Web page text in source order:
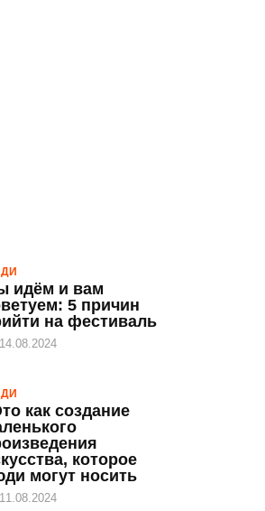
идём и вам
5 причин
на фестиваль
14.08.2024
как создание
которое
могут носить
11.08.2024